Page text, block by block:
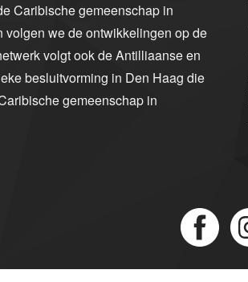
Caribische gemeenschap in
we de ontwikkelingen op de
volgt ook de Antilliaanse en
besluitvorming in Den Haag die
gemeenschap in